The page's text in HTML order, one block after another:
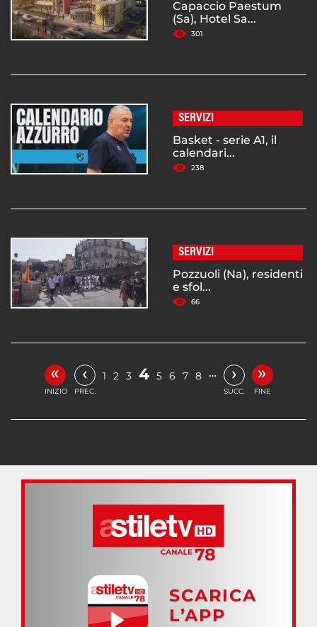
Capaccio Paestum
(Sa), Hotel Sa...
301
SERVIZI
Basket - serie A1, il
calendari...
238
SERVIZI
Pozzuoli (Na), residenti
e sfol...
66
«
INIZIO
‹
PREC.
1 2 3 4 5 6 7 8 … ›
SUCC.
»
FINE
SCARICA
L’APP